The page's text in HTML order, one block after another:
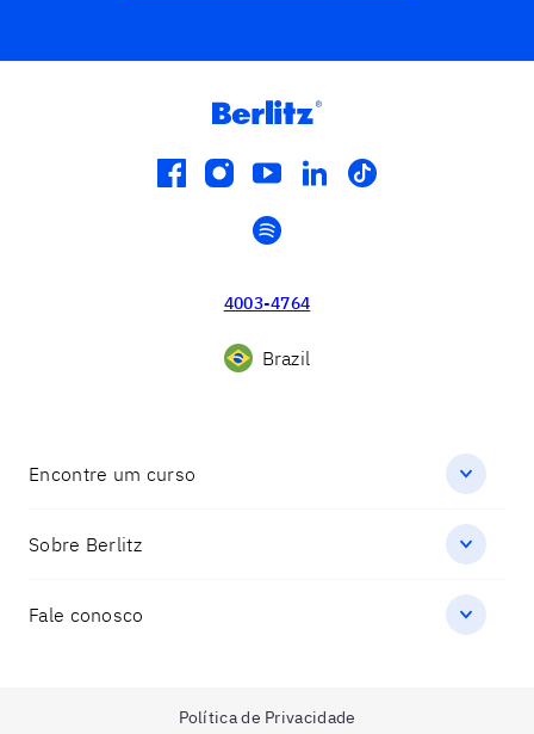
facebook
instagram
youtube
linkedin
tiktok
spotify
4003-4764
Brazil
Encontre um curso
Sobre Berlitz
Fale conosco
Política de Privacidade